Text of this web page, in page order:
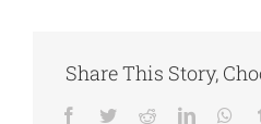
Share This Story,
Facebook
TwitterRedditLinkedIn